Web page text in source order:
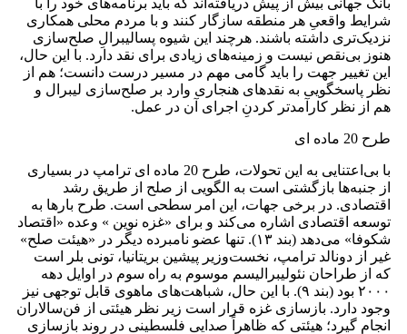
بانک جهانی بیش از پیش دریافته‌اند که باید برنامه‌های خود را با
شرایط واقعیِ هر منطقه سازگار کنند و با مردم محلی همکاری
نزدیک‌تری داشته باشند. هرچند این شیوه‌ پسا‌لیبرالِ صلح‌سازی
هنوز بی‌نقص نیست و زمینه‌های زیادی برای نقد دارد. با این حال،
این تغییر جهت را باید گامی مهم در مسیر درست دانست؛ هم از
نظر پاسخگویی به نقدهای هنجاری وارد بر صلح‌سازی لیبرال و
هم از نظر کارآمدتر کردنِ اجرای آن در عمل.
طرح 20 ماده ای
با بی‌اعتنایی به این تحولات، طرح 20 ماده‌ ای ترامپ در بسیاری
از جنبه‌ها بازگشتی است به الگویی از صلح از طریق رشد
اقتصادی. در برخی جهات، این امر سطحی است. طرح بارها به
توسعه‌ اقتصادی اشاره می‌کند و برای «غزه‌ نوین » وعده‌ «اقتصاد
شکوفا» می‌دهد (بند ۱۳). تنها عضو نامبرده‌ دیگر در «هیئت صلح»
غیر از دونالد ترامپ، نخست‌وزیر پیشین بریتانیا، تونی بلر است
که از طراحان نئولیبرالیسم موسوم به راه سوم در اوایل دهه‌
۲۰۰۰ بود (بند ۹). با این حال، شباهت‌های ماهوی قابل توجهی نیز
وجود دارد. بازسازی غزه قرار است زیر نظر هیئتی از فن‌سالاران
انجام گیرد؛ هیئتی که ظاهراً صدایی فلسطینی در روند بازسازی